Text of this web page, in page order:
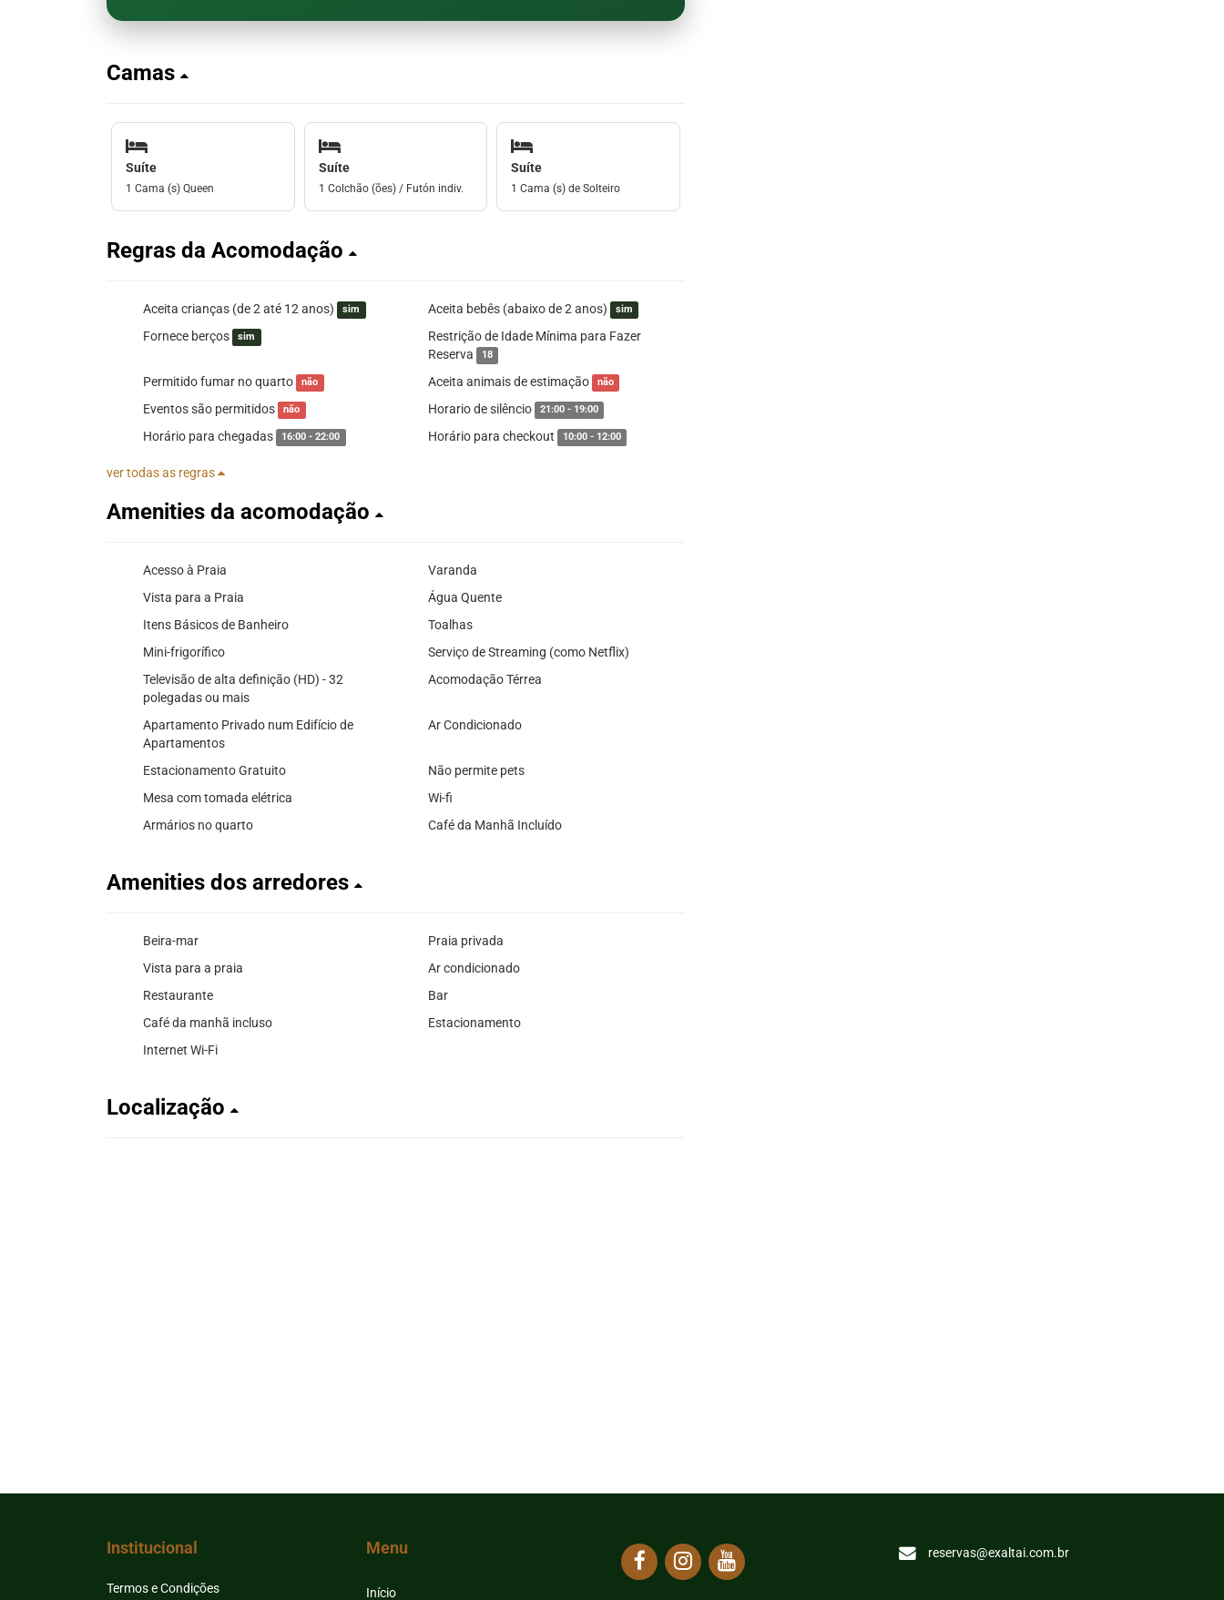
Camas
Suíte
1 Cama (s) Queen
Suíte
1 Colchão (ões) / Futón indiv.
Suíte
1 Cama (s) de Solteiro
Regras da Acomodação
Aceita crianças (de 2 até 12 anos) sim Aceita bebês (abaixo de 2 anos) sim
Fornece berços sim
Restrição de Idade Mínima para Fazer
Reserva
18
Permitido fumar no quarto não Aceita animais de estimação não
Eventos são permitidos não Horario de silêncio 21:00 - 19:00
Horário para chegadas 16:00 - 22:00 Horário para checkout 10:00 - 12:00
ver todas as regras
Amenities da acomodação
Acesso à Praia
Varanda
Vista para a Praia
Água Quente
Itens Básicos de Banheiro
Toalhas
Mini-frigorífico
Serviço de Streaming (como Netflix)
Televisão de alta definição (HD) - 32
polegadas ou mais
Acomodação Térrea
Apartamento Privado num Edifício de
Apartamentos
Ar Condicionado
Estacionamento Gratuito
Não permite pets
Mesa com tomada elétrica
Wi-fi
Armários no quarto
Café da Manhã Incluído
Amenities dos arredores
Beira-mar
Praia privada
Vista para a praia
Ar condicionado
Restaurante
Bar
Café da manhã incluso
Estacionamento
Internet Wi-Fi
Localização
Institucional
Termos e Condições
Menu
Início
reservas@exaltai.com.br